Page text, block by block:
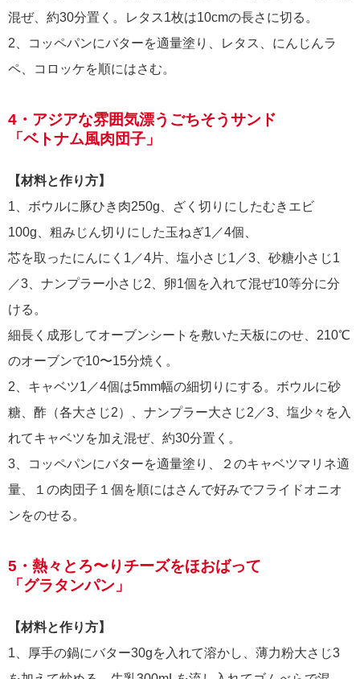
混ぜ、約30分置く。レタス1枚は10cmの長さに切る。
2、コッペパンにバターを適量塗り、レタス、にんじんラ
ペ、コロッケを順にはさむ。
4・アジアな雰囲気漂うごちそうサンド
「ベトナム風肉団子」
【材料と作り方】
1、ボウルに豚ひき肉250g、ざく切りにしたむきエビ
100g、粗みじん切りにした玉ねぎ1／4個、
芯を取ったにんにく1／4片、塩小さじ1／3、砂糖小さじ1
／3、ナンプラー小さじ2、卵1個を入れて混ぜ10等分に分
ける。
細長く成形してオーブンシートを敷いた天板にのせ、210℃
のオーブンで10〜15分焼く。
2、キャベツ1／4個は5mm幅の細切りにする。ボウルに砂
糖、酢（各大さじ2）、ナンプラー大さじ2／3、塩少々を入
れてキャベツを加え混ぜ、約30分置く。
3、コッペパンにバターを適量塗り、２のキャベツマリネ適
量、１の肉団子１個を順にはさんで好みでフライドオニオ
ンをのせる。
5・熱々とろ〜りチーズをほおばって
「グラタンパン」
【材料と作り方】
1、厚手の鍋にバター30gを入れて溶かし、薄力粉大さじ3